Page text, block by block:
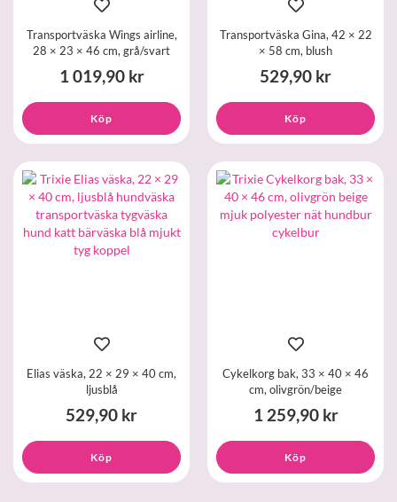
Transportväska Wings airline,
28 × 23 × 46 cm, grå/svart
1 019,90 kr
Köp
Transportväska Gina, 42 × 22
× 58 cm, blush
529,90 kr
Köp
Elias väska, 22 × 29 × 40 cm,
ljusblå
529,90 kr
Köp
Cykelkorg bak, 33 × 40 × 46
cm, olivgrön/beige
1 259,90 kr
Köp